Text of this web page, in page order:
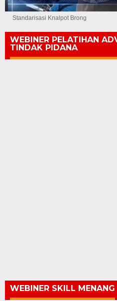
Standarisasi Knalpot Brong
WEBINER PELATIHAN
TINDAK PIDANA
WEBINER SKILL MENANG